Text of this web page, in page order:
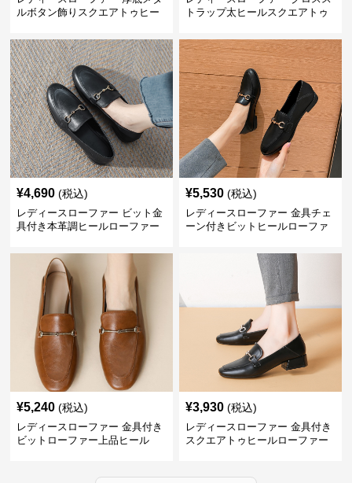
ルボタン飾りスクエアトゥヒー
トラップ太ヒールスクエアトゥ
¥4,690 (税込)
レディースローファー ビット金
具付き本革調ヒールローファー
¥5,530 (税込)
レディースローファー 金具チェ
ーン付きビットヒールローファ
¥5,240 (税込)
レディースローファー 金具付き
ビットローファー上品ヒール
¥3,930 (税込)
レディースローファー 金具付き
スクエアトゥヒールローファー